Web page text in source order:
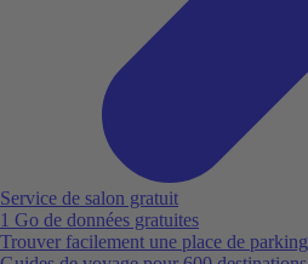
Service de salon gratuit
1 Go de données gratuites
Trouver facilement une place de parking